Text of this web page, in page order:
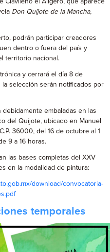
Don Quijote de la Mancha,
podrán participar creadores
dentro o fuera del país y
territorio nacional.
y cerrará el día 8 de
selección serán notificados por
debidamente embaladas en las
del Quijote, ubicado en Manuel
36000, del 16 de octubre al 1
9 a 16 horas.
las bases completas del XXV
en la modalidad de pintura:
download/convocatoria-
temporales